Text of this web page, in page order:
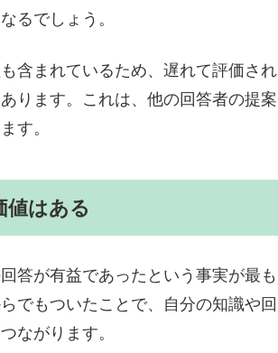
るでしょう。
含まれているため、遅れて評価され
ります。これは、他の回答者の提案
す。
値はある
答が有益であったという事実が最も
でもついたことで、自分の知識や回
ながります。